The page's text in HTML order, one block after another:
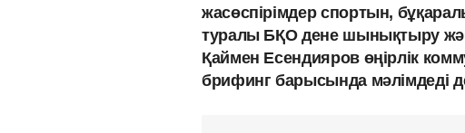
жасөспірімдер спортын,
туралы БҚО дене шынықтыру
Қаймен Есендияров өңірлік
брифинг барысында мәлімдеді